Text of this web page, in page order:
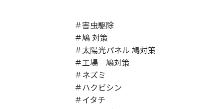
＃害虫駆除
＃鳩 対策
＃太陽光パネル 鳩対策
＃工場 鳩対策
＃ネズミ
＃ハクビシン
＃イタチ